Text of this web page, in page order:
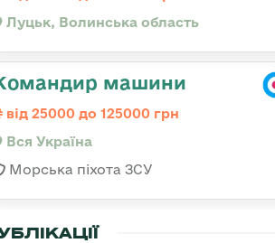
Луцьк, Волинська область
машини
від 25000 до 125000 грн
Вся Україна
Морська піхота ЗСУ